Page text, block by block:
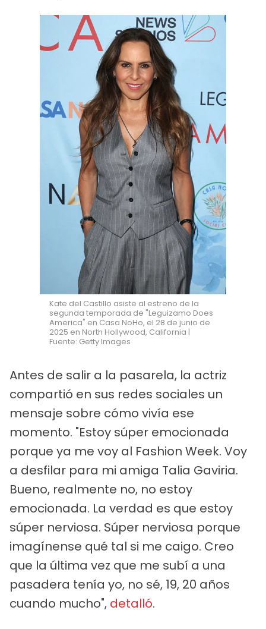
Kate del Castillo asiste al estreno de la
segunda temporada de "Leguizamo Does
America" en Casa NoHo, el 28 de junio de
2025 en North Hollywood, California |
Fuente: Getty Images
Antes de salir a la pasarela, la actriz
compartió en sus redes sociales un
mensaje sobre cómo vivía ese
momento. "Estoy súper emocionada
porque ya me voy al Fashion Week. Voy
a desfilar para mi amiga Talia Gaviria.
Bueno, realmente no, no estoy
emocionada. La verdad es que estoy
súper nerviosa. Súper nerviosa porque
imagínense qué tal si me caigo. Creo
que la última vez que me subí a una
pasadera tenía yo, no sé, 19, 20 años
cuando mucho", detalló.